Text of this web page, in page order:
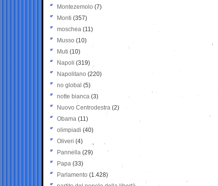
Montezemolo (7)
Monti (357)
moschea (11)
Musso (10)
Muti (10)
Napoli (319)
Napolitano (220)
no global (5)
notte bianca (3)
Nuovo Centrodestra (2)
Obama (11)
olimpiadi (40)
Oliveri (4)
Pannella (29)
Papa (33)
Parlamento (1.428)